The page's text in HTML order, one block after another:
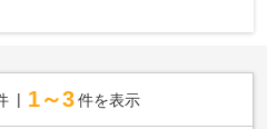
1～3 件を表示